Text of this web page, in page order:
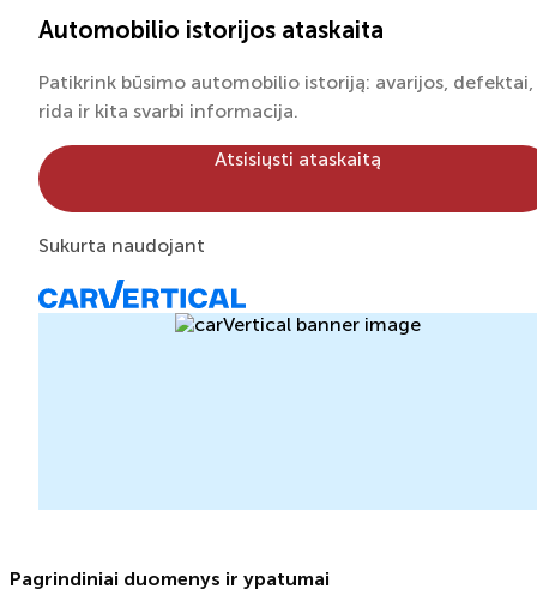
Automobilio istorijos ataskaita
Patikrink būsimo automobilio istoriją: avarijos, defektai,
rida ir kita svarbi informacija.
Atsisiųsti ataskaitą
Sukurta naudojant
Pagrindiniai duomenys ir ypatumai